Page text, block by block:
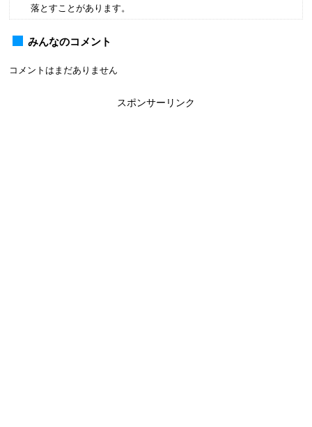
落とすことがあります。
みんなのコメント
コメントはまだありません
スポンサーリンク